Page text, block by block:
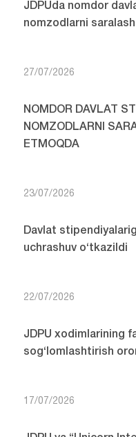
JDPUda nomdor
nomzodlarni
27/07/2026
NOMDOR DAVLAT
NOMZODLARNI
ETMOQDA
23/07/2026
Davlat
uchrashuv o‘tkazildi
22/07/2026
JDPU xodimlarining
sog‘lomlashtirish
17/07/2026